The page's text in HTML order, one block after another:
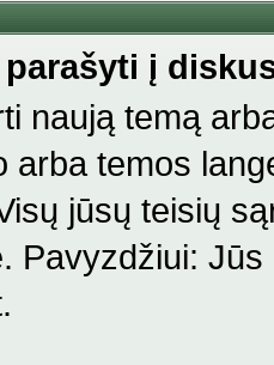
į
naują temą
arba temos
jūsų teisių
Pavyzdžiui: